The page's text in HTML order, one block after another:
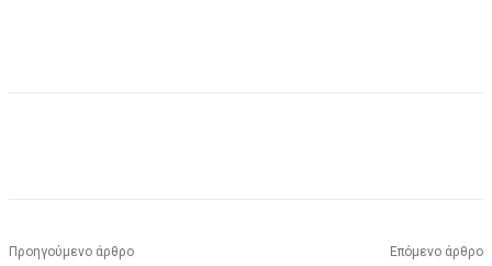
Προηγούμενο άρθρο Επόμενο άρθρο